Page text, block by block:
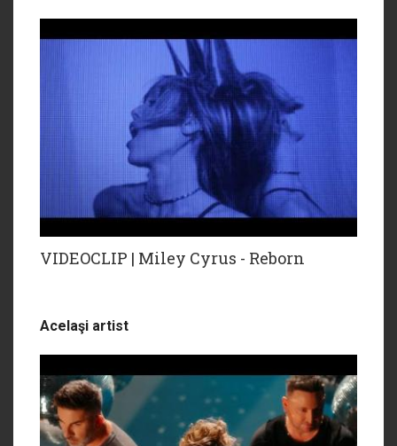
VIDEOCLIP | Miley Cyrus - Reborn
Acelaşi artist